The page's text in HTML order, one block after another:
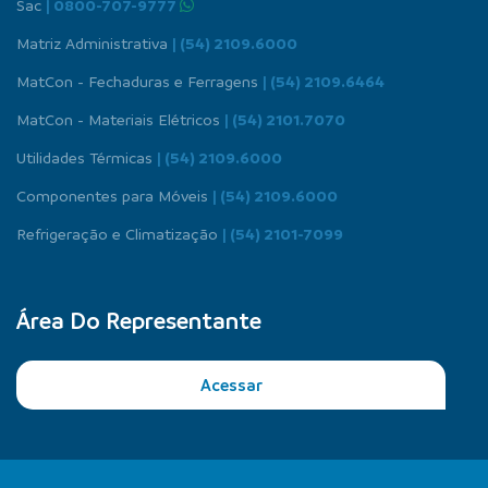
Sac
| 0800-707-9777
Matriz Administrativa | (54) 2109.6000
MatCon - Fechaduras e Ferragens | (54) 2109.6464
MatCon - Materiais Elétricos | (54) 2101.7070
Utilidades Térmicas | (54) 2109.6000
Componentes para Móveis | (54) 2109.6000
Refrigeração e Climatização | (54) 2101-7099
Área Do Representante
Acessar